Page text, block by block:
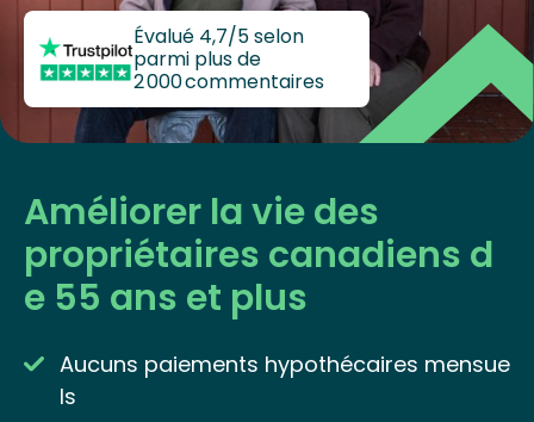
Améliorer la vie des
propriétaires canadiens d
e 55 ans et plus
Aucuns paiements hypothécaires mensue
ls
Évalué 4,7/5 selon
parmi plus de
2 000 commentaires